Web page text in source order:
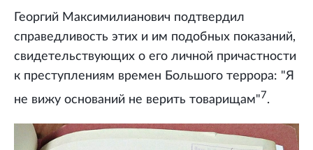
Георгий Максимилианович подтвердил
справедливость этих и им подобных показаний,
свидетельствующих о его личной причастности
к преступлениям времен Большого террора: "Я
не вижу оснований не верить товарищам"7.